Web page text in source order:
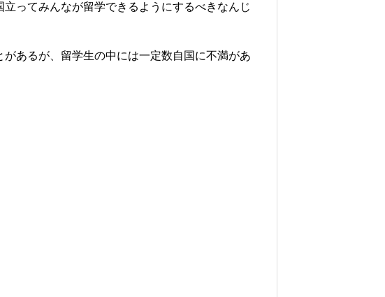
ってみんなが留学できるようにするべきなんじ
あるが、留学生の中には一定数自国に不満があ